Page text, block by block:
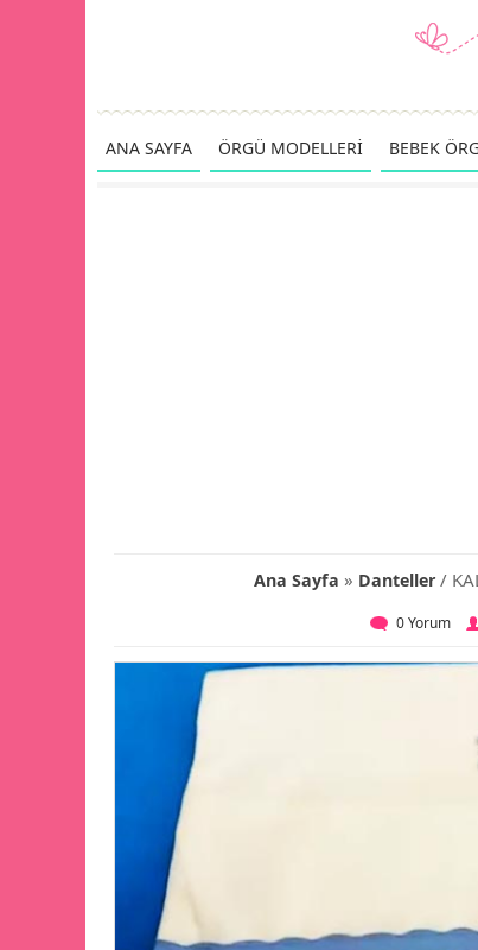
ANA SAYFA ÖRGÜ MODELLERİ BEBEK
Ana Sayfa » Danteller /
0 Yorum